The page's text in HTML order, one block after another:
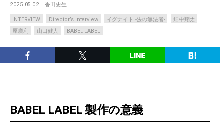
2025.05.02 香田史生
INTERVIEW Director’s Interview イグナイト -法の無法者-
畑中翔太
原廣利
山口健人 BABEL LABEL
BABEL LABEL 製作の意義